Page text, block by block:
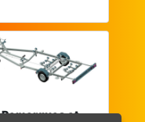
Remorques et